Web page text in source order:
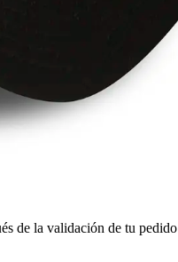
de la validación de tu pedido